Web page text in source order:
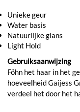
Unieke geur
Water basis
Natuurlijke glans
Light Hold
Gebruiksaanwijzing
Föhn het haar in het
hoeveelheid Gaijess
verdeel het door het